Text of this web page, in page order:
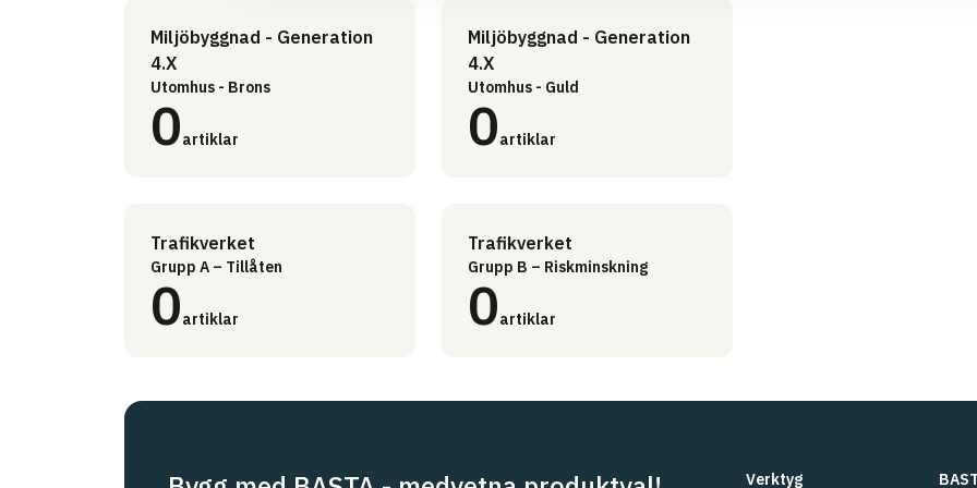
Miljöbyggnad - Generation
4.X
Utomhus - Brons
0artiklar
Miljöbyggnad - Generation
4.X
Utomhus - Guld
0artiklar
Trafikverket
Grupp A – Tillåten
0artiklar
Trafikverket
Grupp B – Riskminskning
0artiklar
Verktyg